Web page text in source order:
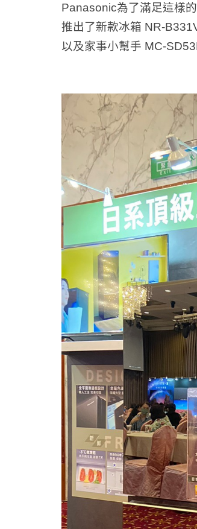
Panasonic為了滿足這樣
推出了新款冰箱 NR-
以及家事小幫手 MC-